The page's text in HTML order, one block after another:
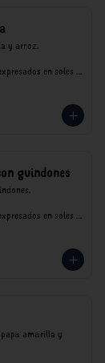
y arroz.
en soles e
guindones
en soles e
amarilla y